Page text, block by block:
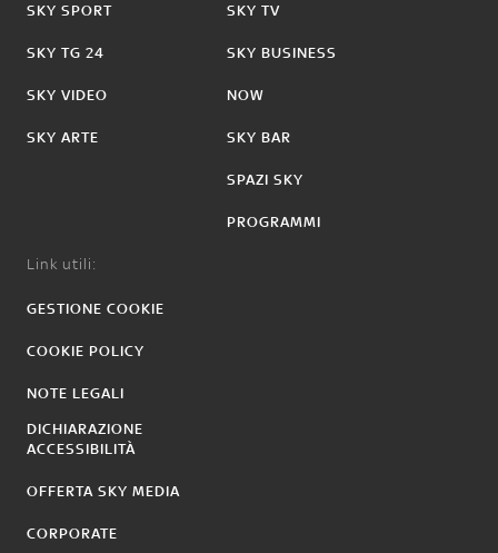
SKY SPORT
SKY TG 24
SKY VIDEO
SKY ARTE
SKY TV
SKY BUSINESS
NOW
SKY BAR
SPAZI SKY
PROGRAMMI
Link utili:
GESTIONE COOKIE
COOKIE POLICY
NOTE LEGALI
DICHIARAZIONE
ACCESSIBILITÀ
OFFERTA SKY MEDIA
CORPORATE